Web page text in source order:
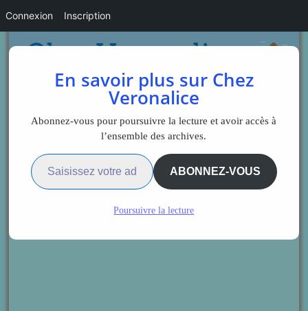
En savoir plus sur Chez
Veronalice
Abonnez-vous pour poursuivre la lecture et avoir accès à
l’ensemble des archives.
Saisissez votre adresse e-mail…
ABONNEZ-VOUS
Poursuivre la lecture
Connexion Inscription